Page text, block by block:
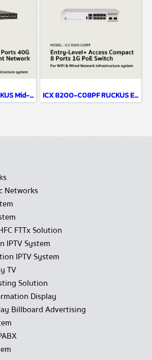
ICX 7750-26Q RUCKUS Mid-Range Core 26 Ports 40G No PoE Chassis Replacement Network Switch For WiFi & Wired Network infrastructure system ICX 8200-C08PF RUCKUS Entry-Level+ Access Compact 8 Ports 1G PoE Network Switch For WiFi & Wired Network infrastructure system
Networks
FTTx Solution
IPTV System
IPTV System
TV
Solution
Display
Billboard Advertising